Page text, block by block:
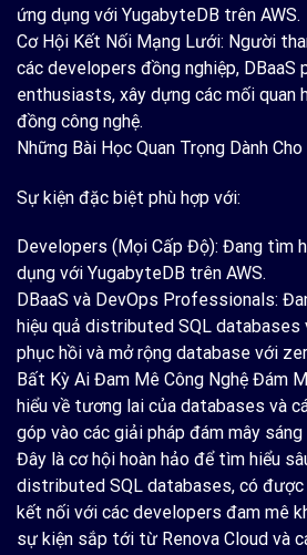
ứng dụng với YugabyteDB trên AWS.
Cơ Hội Kết Nối Mạng Lưới: Người
các developers đồng nghiệp,
enthusiasts, xây dựng các mối quan
đồng công nghệ.
Những Bài Học Quan Trọng Dành Cho
Sự kiện đặc biệt phù hợp với:
Developers (Mọi Cấp Độ): Đang tìm
dụng với YugabyteDB trên AWS.
DBaaS và DevOps Professionals:
hiệu quả distributed SQL
phục hồi và mở rộng database với
Bất Kỳ Ai Đam Mê Công Nghệ Đám
hiểu về tương lai của databases và
góp vào các giải pháp đám mây
Đây là cơ hội hoàn hảo để tìm hiểu
distributed SQL databases, có được
kết nối với các developers đam mê
sự kiện sắp tới từ Renova Cloud và